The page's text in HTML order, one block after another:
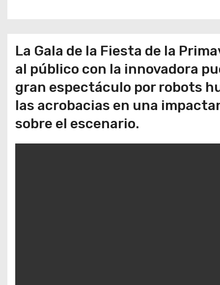
La Gala de la Fiesta de la
al público con la innovadora
gran espectáculo por robots
las acrobacias en una
sobre el escenario.